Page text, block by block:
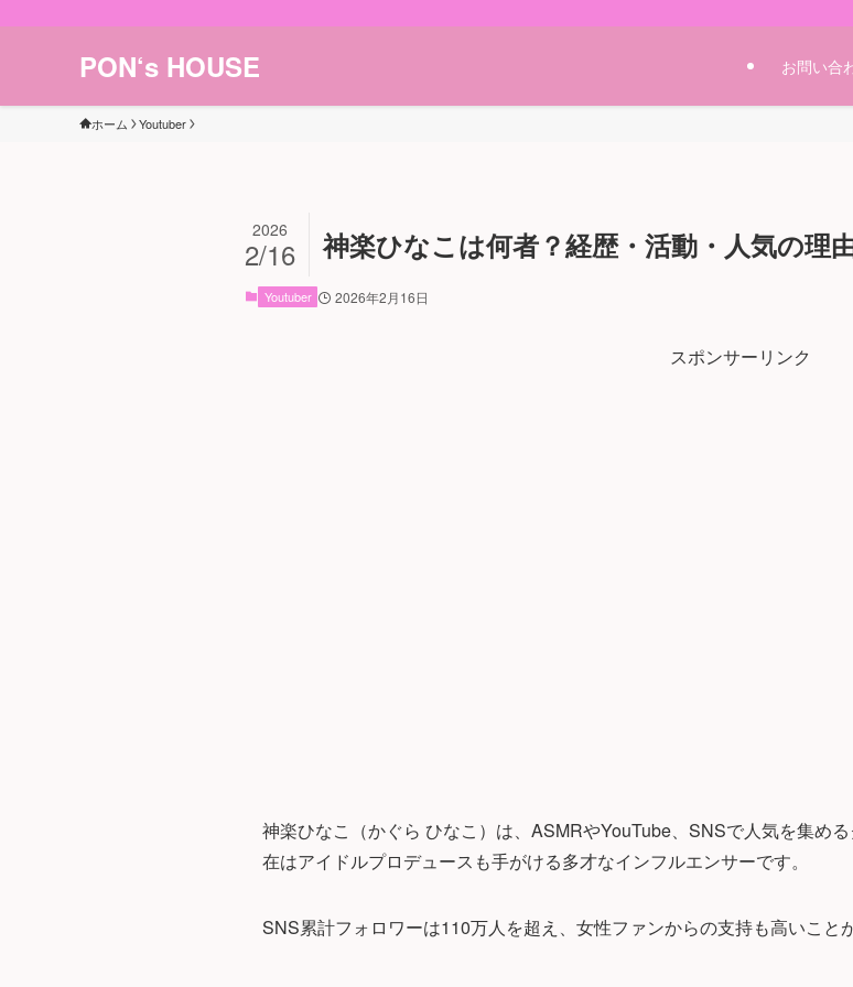
PON‘s HOUSE お問い合
ホーム Youtuber
神楽ひなこは何者？経歴・活動・人気の理
2026
2/16
Youtuber 2026年2月16日
スポンサーリンク
神楽ひなこ（かぐら ひなこ）は、ASMRやYouTube、SNSで人気を集め
在はアイドルプロデュースも手がける多才なインフルエンサーです。
SNS累計フォロワーは110万人を超え、女性ファンからの支持も高いこと